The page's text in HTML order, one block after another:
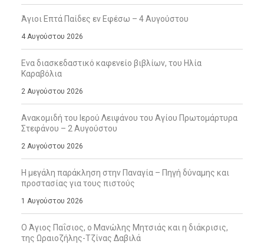
Άγιοι Επτά Παίδες εν Εφέσω – 4 Αυγούστου
4 Αυγούστου 2026
Ενα διασκεδαστικό καφενείο βιβλίων, του Ηλία
Καραβόλια
2 Αυγούστου 2026
Ανακομιδή του Ιερού Λειψάνου του Αγίου Πρωτομάρτυρα
Στεφάνου – 2 Αυγούστου
2 Αυγούστου 2026
Η μεγάλη παράκληση στην Παναγία – Πηγή δύναμης και
προστασίας για τους πιστούς
1 Αυγούστου 2026
Ο Άγιος Παΐσιος, ο Μανώλης Μητσιάς και η διάκρισις,
της Ωραιοζήλης-Τζίνας Δαβιλά